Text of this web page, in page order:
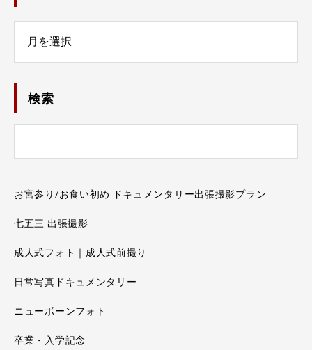
検索
お宮参り/お食い初め ドキュメンタリー出張撮影プラン
七五三 出張撮影
成人式フォト｜成人式前撮り
日常写真ドキュメンタリー
ニューボーンフォト
卒業・入学記念